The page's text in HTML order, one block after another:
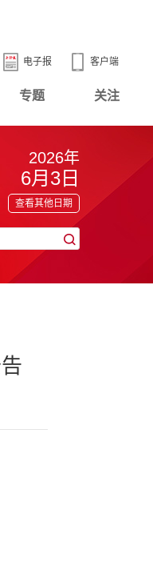
客户端
电子报
专题 关注
2026年
6月3日
查看其他日期